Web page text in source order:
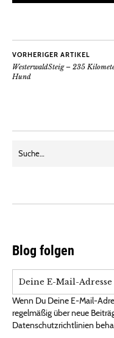
VORHERIGER ARTIKEL
WesterwaldSteig – 235
Hund
Blog folgen
Wenn Du Deine E-Mail-
regelmäßig über neue
Datenschutzrichtlinien